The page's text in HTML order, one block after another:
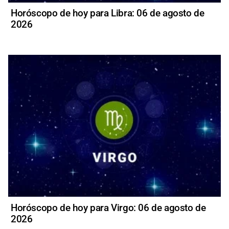
Horóscopo de hoy para Libra: 06 de agosto de
2026
Horóscopo de hoy para Virgo: 06 de agosto de
2026